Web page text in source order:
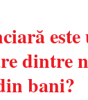
dintre
bani?